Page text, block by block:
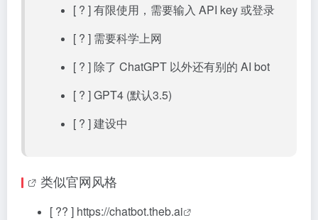
[ ? ] 有限使用，需要输入 API key 或登录
[ ? ] 需要科学上网
[ ? ] 除了 ChatGPT 以外还有别的 AI bot
[ ? ] GPT4 (默认3.5)
[ ? ] 建设中
类似官网风格
[ ?? ] https://chatbot.theb.ai